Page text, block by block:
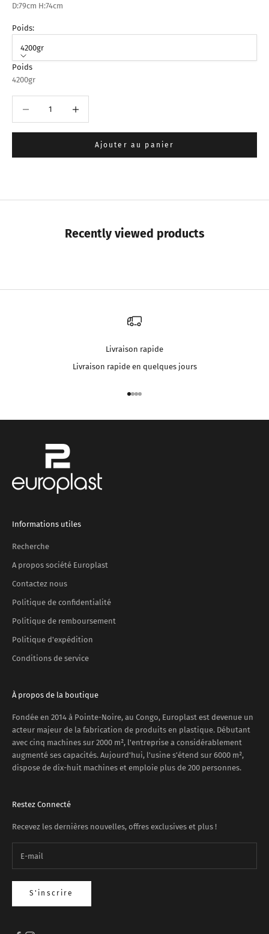
D:79cm H:74cm
Poids:
4200gr
Poids
4200gr
Ajouter au panier
Recently viewed products
Livraison rapide
Livraison rapide en quelques jours
Aller à l'élément 1
Aller à l'élément 2
Aller à l'élément 3
Aller à l'élément 4
Informations utiles
Recherche
A propos société Europlast
Contactez nous
Politique de confidentialité
Politique de remboursement
Politique d'expédition
Conditions de service
À propos de la boutique
Fondée en 2014 à Pointe-Noire, au Congo, Europlast est devenue un
acteur majeur de la fabrication de produits en plastique. Débutant
avec cinq machines sur 2000 m², l'entreprise a considérablement
augmenté ses capacités. Aujourd'hui, l'usine s'étend sur 6000 m²,
dispose de dix-huit machines et emploie plus de 200 personnes.
Restez Connecté
Recevez les dernières nouvelles, offres exclusives et plus !
S'inscrire